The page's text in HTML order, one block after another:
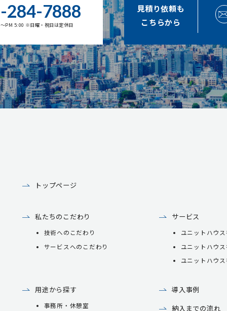
284-7888
PM 5:00 ※日曜・祝日は定休日
見積り依頼も
こちらから
トップページ
私たちのこだわり
技術へのこだわり
サービスへのこだわり
サービス
ユニットハウ
ユニットハウ
ユニットハウ
用途から探す
事務所・休憩室
導入事例
納入までの流れ